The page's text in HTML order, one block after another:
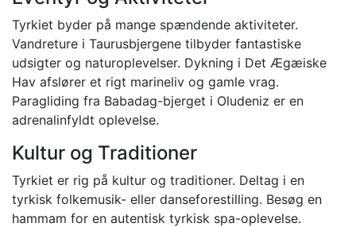
Tyrkiet byder på mange spændende aktiviteter.
Vandreture i Taurusbjergene tilbyder fantastiske
udsigter og naturoplevelser. Dykning i Det Ægæiske
Hav afslører et rigt marineliv og gamle vrag.
Paragliding fra Babadag-bjerget i Oludeniz er en
adrenalinfyldt oplevelse.
Kultur og Traditioner
Tyrkiet er rig på kultur og traditioner. Deltag i en
tyrkisk folkemusik- eller danseforestilling. Besøg en
hammam for en autentisk tyrkisk spa-oplevelse.